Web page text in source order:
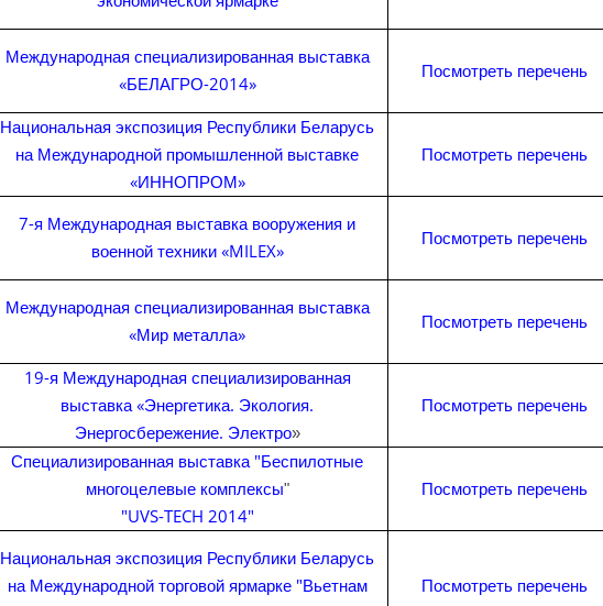
Международная специализированная выставка
«БЕЛАГРО-2014»
Посмотреть перечень
Национальная экспозиция Республики Беларусь
на Международной промышленной выставке
«ИННОПРОМ»
Посмотреть перечень
7-я Международная выставка вооружения и
военной техники «MILEX»
Посмотреть перечень
Международная специализированная выставка
«Мир металла»
Посмотреть перечень
19-я Международная специализированная
выставка «Энергетика. Экология.
Энергосбережение. Электро»
Посмотреть перечень
Специализированная выставка "Беспилотные
многоцелевые комплексы"
"UVS-TECH 2014"
Посмотреть перечень
Национальная экспозиция Республики Беларусь
на Международной торговой ярмарке "Вьетнам
Посмотреть перечень